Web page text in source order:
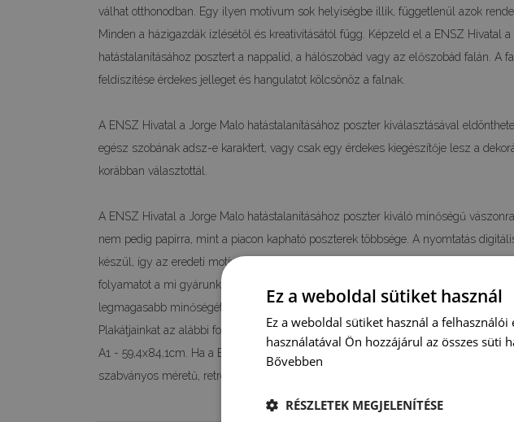
válhat otthonodban. Egy ilyen motívum sok helyiségbe illik, függetlenül azok
Minden a házigazdák ízlésétől és kreativitásától függ. Képzeld el a ENSZ Hivatal a
hatástalanításához posztert a nappalid, a hálószobád vagy az előszobád falán. A
feldíszítése érdekes jelleget és hangulatot kölcsönöz a falnak.
A ENSZ Hivatal a Jorge Malo hatástalanításához poszter kiválasztásával
egész szobának adsz-e karaktert, vagy csak egy érdekes kiegészítője lesz a
korábban választottál.
A ENSZ Hivatal a Jorge Malo hatástalanításához poszter kiváló minőségű
nem pedig papírra, mint a piacon kapható poszterek többsége. A nyomtatás
készül, így az eredeti motívum színeit és részleteit 100%-ban vissza tudjuk adni. A
folyamatot a mi gyárunkban végezzük, így garantálni tudjuk neked a vintage
legmagasabb minőségét.
Plakátjainkat az alábbi formátumokban kínáljuk: A4 - 21x29,7cm, A3 - 29,7x42cm,
A1 - 59,4x84,1cm. Ha a ENSZ Hivatal a Jorge Malo hatástalanításához poszter
szabványos méretű, retro stílusú változata érdekel, kérünk, vedd fel velünk a
Ez a weboldal sütiket használ
Ez a weboldal sütiket használ a
használatával Ön hozzájárul az összes süti
Bővebben
RÉSZLETEK MEGJELENÍTÉSE